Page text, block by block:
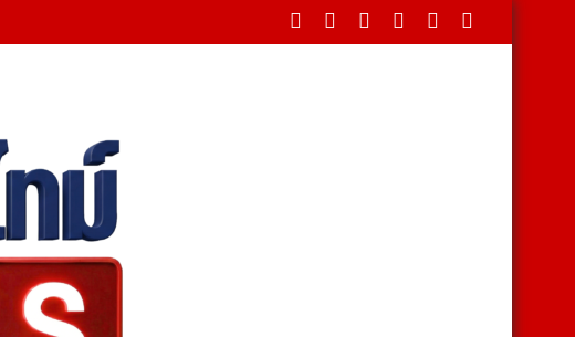
ชูยึดประชาชนเป็นศูนย์กลาง เตรียมออกภาษีบ้านเกิด หนุนท้องถิ่น